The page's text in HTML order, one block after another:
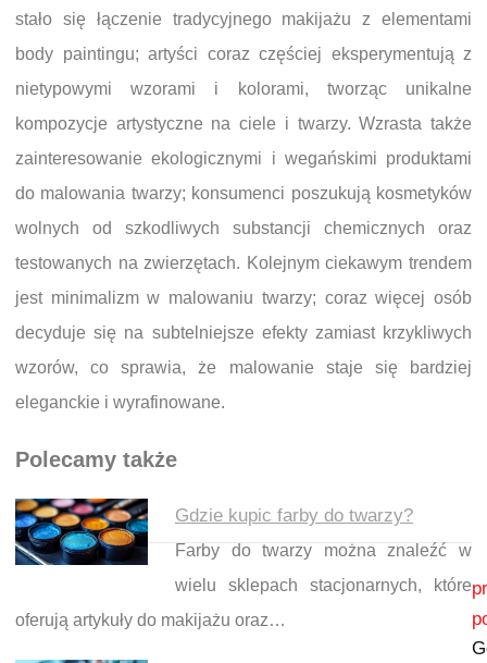
stało się łączenie tradycyjnego makijażu z elementami
body paintingu; artyści coraz częściej eksperymentują z
nietypowymi wzorami i kolorami, tworząc unikalne
kompozycje artystyczne na ciele i twarzy. Wzrasta także
zainteresowanie ekologicznymi i wegańskimi produktami
do malowania twarzy; konsumenci poszukują kosmetyków
wolnych od szkodliwych substancji chemicznych oraz
testowanych na zwierzętach. Kolejnym ciekawym trendem
jest minimalizm w malowaniu twarzy; coraz więcej osób
decyduje się na subtelniejsze efekty zamiast krzykliwych
wzorów, co sprawia, że malowanie staje się bardziej
eleganckie i wyrafinowane.
Polecamy także
Gdzie kupic farby do twarzy?
Farby do twarzy można znaleźć w
wielu sklepach stacjonarnych, które
oferują artykuły do makijażu oraz…
Nawigacja wpisu